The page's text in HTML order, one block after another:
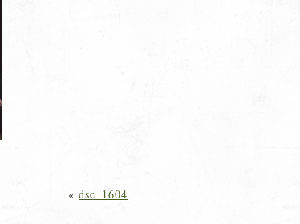
« dsc_1604